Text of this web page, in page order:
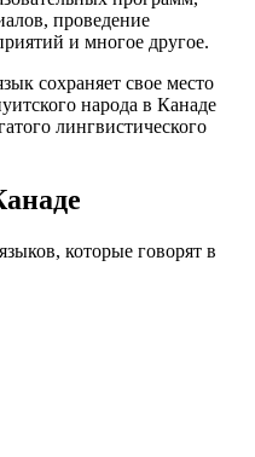
проведение
и многое другое.
сохраняет свое место
народа в Канаде
лингвистического
которые говорят в